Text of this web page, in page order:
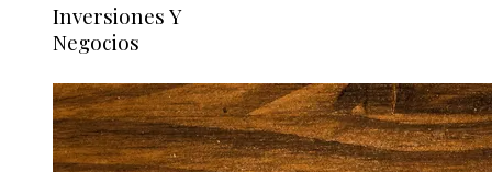
Inversiones Y
Negocios